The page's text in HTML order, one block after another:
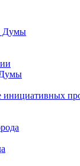
Думы
Думы